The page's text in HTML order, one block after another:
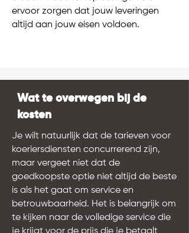
ervoor zorgen dat jouw leveringen
altijd aan jouw eisen voldoen.
Wat te overwegen bij de
kosten
Je wilt natuurlijk dat de tarieven voor
koeriersdiensten concurrerend zijn,
maar vergeet niet dat de
goedkoopste optie niet altijd de beste
is als het gaat om service en
betrouwbaarheid. Het is belangrijk om
te kijken naar de volledige service die